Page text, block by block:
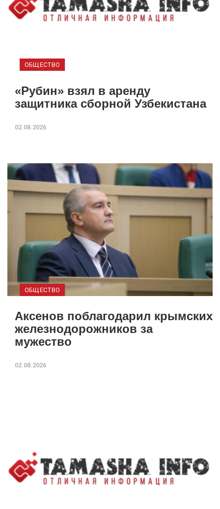
ОБЩЕСТВО
«Рубин» взял в аренду
защитника сборной Узбекистана
02.08.2026
ОБЩЕСТВО
Аксенов поблагодарил крымских
железнодорожников за
мужество
02.08.2026